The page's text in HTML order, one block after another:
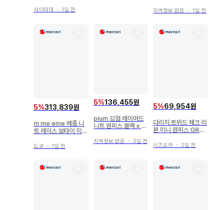
사이타마 ・ 1일 전 지역정보 없음 ・ 1일 전
5%313,839원
m me eme 메종 니
트 레이스 보타이 미니
도쿄 ・ 1일 전
5%136,455원
pium 깅엄 레이어드
니트 원피스 블랙 x 화
지역정보 없음 ・ 2일 전
5%69,954원
다리치 트위드 체크 리
본 미니 원피스 GRY
시즈오카 ・ 2일 전